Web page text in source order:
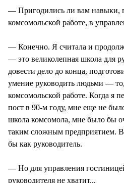
— Пригодились ли вам навыки,
комсомольской работе, в
— Конечно. Я считала и
— это великолепная школа для
довести дело до конца,
умение руководить людьми —
комсомольской работе. Когда я
пост в 90-м году, мне еще не
школа комсомола, мне было бы
таким сложным предприятием.
бы как руководитель.
— Но для управления
руководителя не хватит...